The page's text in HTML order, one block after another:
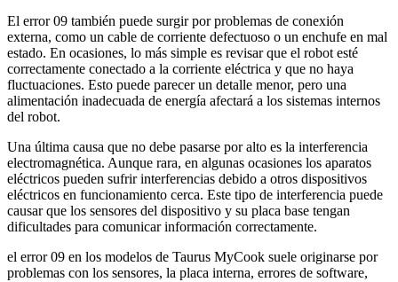
El error 09 también puede surgir por problemas de conexión
externa, como un cable de corriente defectuoso o un enchufe en mal
estado. En ocasiones, lo más simple es revisar que el robot esté
correctamente conectado a la corriente eléctrica y que no haya
fluctuaciones. Esto puede parecer un detalle menor, pero una
alimentación inadecuada de energía afectará a los sistemas internos
del robot.
Una última causa que no debe pasarse por alto es la interferencia
electromagnética. Aunque rara, en algunas ocasiones los aparatos
eléctricos pueden sufrir interferencias debido a otros dispositivos
eléctricos en funcionamiento cerca. Este tipo de interferencia puede
causar que los sensores del dispositivo y su placa base tengan
dificultades para comunicar información correctamente.
el error 09 en los modelos de Taurus MyCook suele originarse por
problemas con los sensores, la placa interna, errores de software,